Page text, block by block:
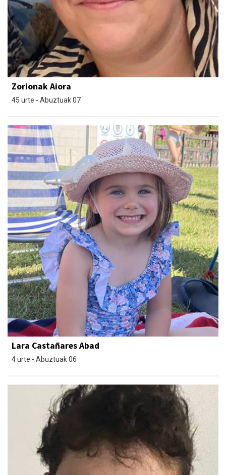
Zorionak Aiora
45 urte - Abuztuak 07
Lara Castañares Abad
4 urte - Abuztuak 06